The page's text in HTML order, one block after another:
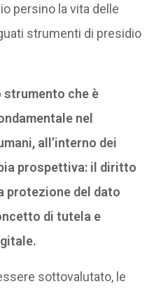
persino la vita delle
strumenti di presidio
strumento che è
nel
all’interno dei
prospettiva: il diritto
protezione del dato
di tutela e
sottovalutato, le